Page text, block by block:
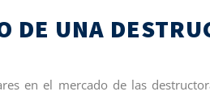
DE UNA
en el mercado de las